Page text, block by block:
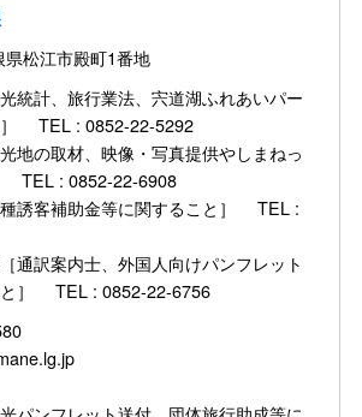
松江市殿町1番地
統計、旅行業法、宍道湖ふれあいパー
］ TEL : 0852-22-5292
地の取材、映像・写真提供やしまねっ
TEL : 0852-22-6908
種誘客補助金等に関すること］ TEL :
通訳案内士、外国人向けパンフレット
と］ TEL : 0852-22-6756